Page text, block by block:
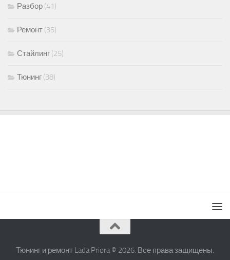
Разбор (41)
Ремонт (35)
Стайлинг (25)
Тюнинг (38)
Тюнинг и ремонт Lada Priora © 2026. Все права защищены.